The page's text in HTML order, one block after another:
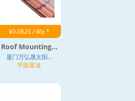
¥0.0825 / Wp *
Roof Mounting...
厦门万弘晟太阳...
平面屋顶